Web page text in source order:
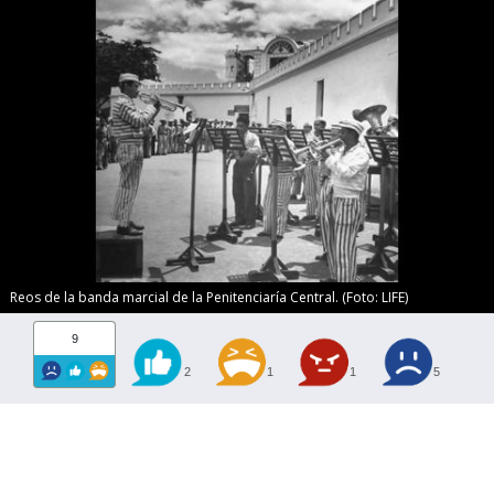
Reos de la banda marcial de la Penitenciaría Central. (Foto: LIFE)
9
2 1 1 5